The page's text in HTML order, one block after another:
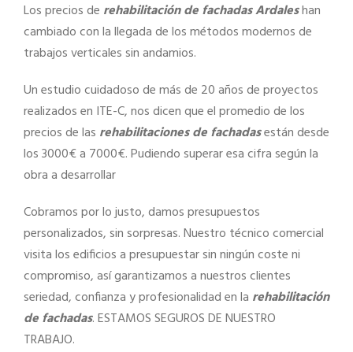
Los precios de rehabilitación de fachadas Ardaleshan
cambiado con la llegada de los métodos modernos de
trabajos verticales sin andamios.
Un estudio cuidadoso de más de 20 años de proyectos
realizados en ITE-C, nos dicen que el promedio de los
precios de las rehabilitaciones de fachadasestán desde
los 3000€ a 7000€. Pudiendo superar esa cifra según la
obra a desarrollar
Cobramos por lo justo, damos presupuestos
personalizados, sin sorpresas. Nuestro técnico comercial
visita los edificios a presupuestar sin ningún coste ni
compromiso, así garantizamos a nuestros clientes
seriedad, confianza y profesionalidad en la rehabilitación
de fachadas. ESTAMOS SEGUROS DE NUESTRO
TRABAJO.